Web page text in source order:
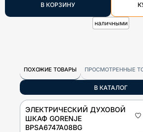
В КОРЗИНУ
наличными
ПОХОЖИЕ ТОВАРЫ ПРОСМОТРЕННЫЕ
В КАТАЛОГ
ЭЛЕКТРИЧЕСКИЙ ДУХОВОЙ
ШКАФ GORENJE
BPSA6747A08BG